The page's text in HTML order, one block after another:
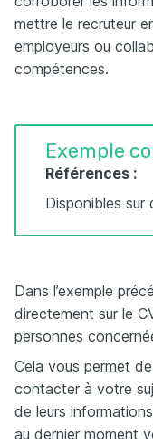
mettre le recruteur
employeurs ou
compétences.
Exemple
Références :
Disponibles sur
Dans l’exemple
directement sur le
personnes
Cela vous permet
contacter à votre
de leurs
au dernier moment